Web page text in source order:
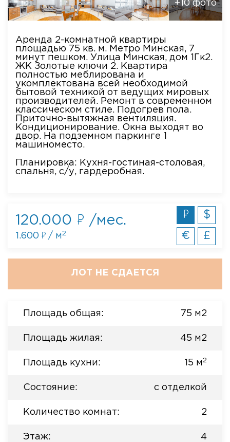
+10 фото
Аренда 2-комнатной квартиры
площадью 75 кв. м. Метро Минская, 7
минут пешком. Улица Минская, дом 1Гк2.
ЖК Золотые ключи 2. Квартира
полностью меблирована и
укомплектована всей необходимой
бытовой техникой от ведущих мировых
производителей. Ремонт в современном
классическом стиле. Подогрев пола.
Приточно-вытяжная вентиляция.
Кондиционирование. Окна выходят во
двор. На подземном паркинге 1
машиноместо.
Планировка: Кухня-гостиная-столовая,
спальня, с/у, гардеробная.
$
£
€
120.000 /мес.
1.600 / м2
ЛОТ НЕ СДАЕТСЯ
Площадь общая: 75 м2
Площадь жилая: 45 м2
Площадь кухни: 15 м2
Состояние: с отделкой
Количество комнат: 2
Этаж: 4